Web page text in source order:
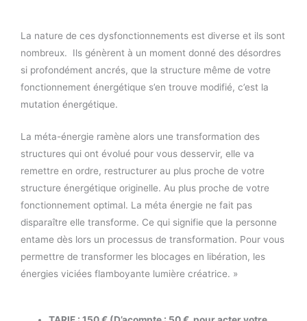
La nature de ces dysfonctionnements est diverse et ils sont
nombreux. Ils génèrent à un moment donné des désordres
si profondément ancrés, que la structure même de votre
fonctionnement énergétique s’en trouve modifié, c’est la
mutation énergétique.
La méta-énergie ramène alors une transformation des
structures qui ont évolué pour vous desservir, elle va
remettre en ordre, restructurer au plus proche de votre
structure énergétique originelle. Au plus proche de votre
fonctionnement optimal. La méta énergie ne fait pas
disparaître elle transforme. Ce qui signifie que la personne
entame dès lors un processus de transformation. Pour vous
permettre de transformer les blocages en libération, les
énergies viciées flamboyante lumière créatrice. »